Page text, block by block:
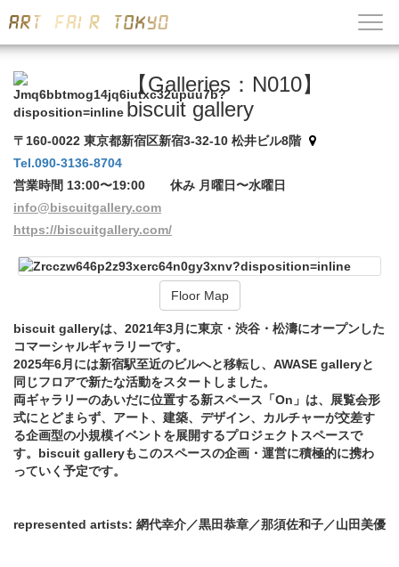
【Galleries：N010】
biscuit gallery
〒160-0022 東京都新宿区新宿3-32-10 松井ビル8階
Tel.090-3136-8704
営業時間 13:00〜19:00 休み 月曜日〜水曜日
info@biscuitgallery.com
https://biscuitgallery.com/
Floor Map
biscuit galleryは、2021年3月に東京・渋谷・松濤にオープンした
コマーシャルギャラリーです。
2025年6月には新宿駅至近のビルへと移転し、AWASE galleryと
同じフロアで新たな活動をスタートしました。
両ギャラリーのあいだに位置する新スペース「On」は、展覧会形
式にとどまらず、アート、建築、デザイン、カルチャーが交差す
る企画型の小規模イベントを展開するプロジェクトスペースで
す。biscuit galleryもこのスペースの企画・運営に積極的に携わ
っていく予定です。
represented artists: 網代幸介／黒田恭章／那須佐和子／山田美優